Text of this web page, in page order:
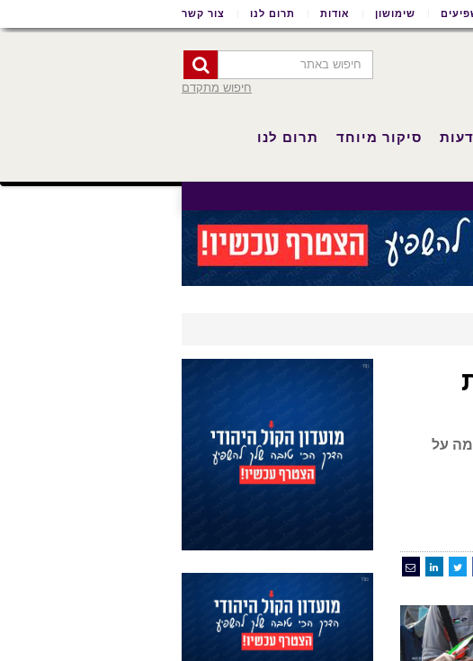
שימושון אודות תרום לנו צור קשר
חיפוש מתקדם
דעות סיקור מיוחד תרום לנו
על